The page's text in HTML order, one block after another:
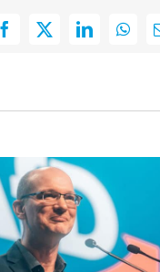
Facebook
X LinkedIn